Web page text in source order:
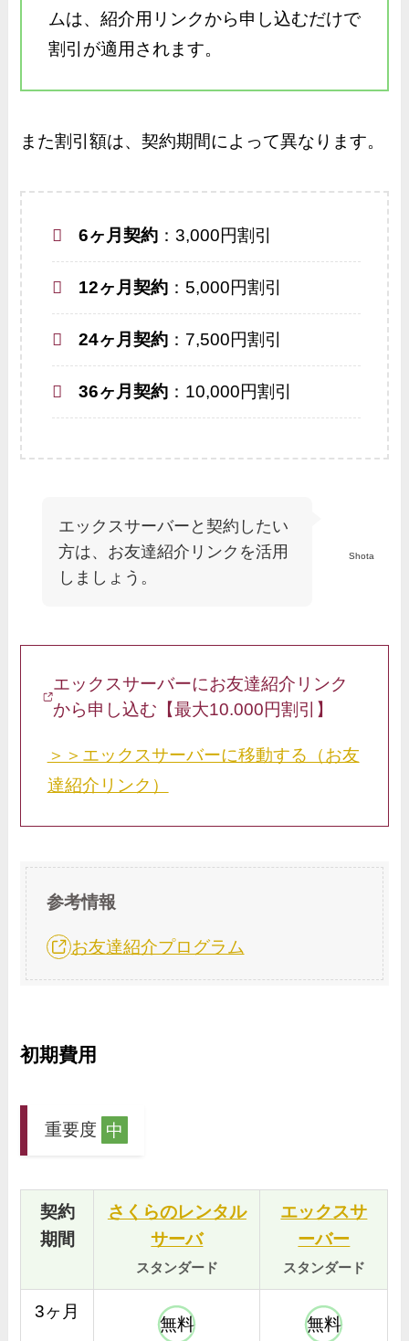
ムは、紹介用リンクから申し込むだけで
割引が適用されます。
また割引額は、契約期間によって異なります。
6ヶ月契約：3,000円割引
12ヶ月契約：5,000円割引
24ヶ月契約：7,500円割引
36ヶ月契約：10,000円割引
Shota
エックスサーバーと契約したい
方は、お友達紹介リンクを活用
しましょう。
エックスサーバーにお友達紹介リンク
から申し込む【最大10.000円割引】
＞＞エックスサーバーに移動する（お友
達紹介リンク）
参考情報
お友達紹介プログラム
初期費用
重要度 中
契約
期間
さくらのレンタル
サーバ
スタンダード
エックスサ
ーバー
スタンダード
3ヶ月
無料 無料